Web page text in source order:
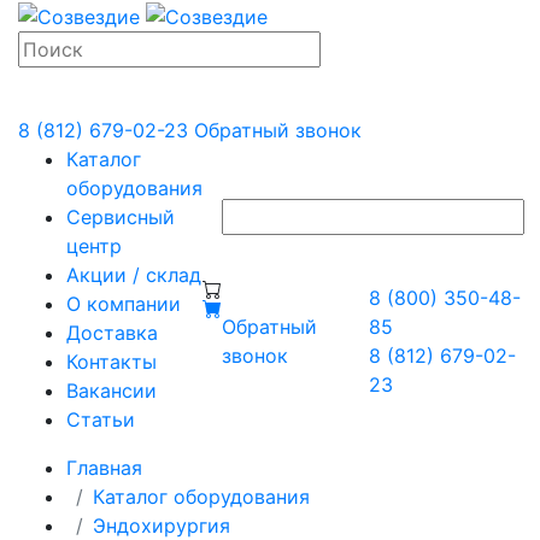
8 (812) 679-02-23 Обратный звонок
Каталог
оборудования
Сервисный
центр
Акции / склад
О компании
Доставка
Контакты
Вакансии
Статьи
Обратный
звонок
8 (800) 350-48-
85
8 (812) 679-02-
23
Главная
Каталог оборудования
Эндохирургия